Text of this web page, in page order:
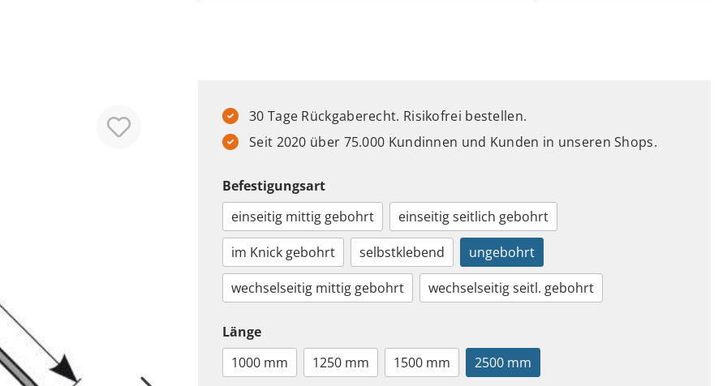
30 Tage Rückgaberecht. Risikofrei bestellen.
Seit 2020 über 75.000 Kundinnen und Kunden in unseren Shops.
Befestigungsart
einseitig mittig gebohrt
einseitig seitlich gebohrt
im Knick gebohrt
selbstklebend
ungebohrt
wechselseitig mittig gebohrt
wechselseitig seitl. gebohrt
Länge
1000 mm
1250 mm 1500 mm 2500 mm